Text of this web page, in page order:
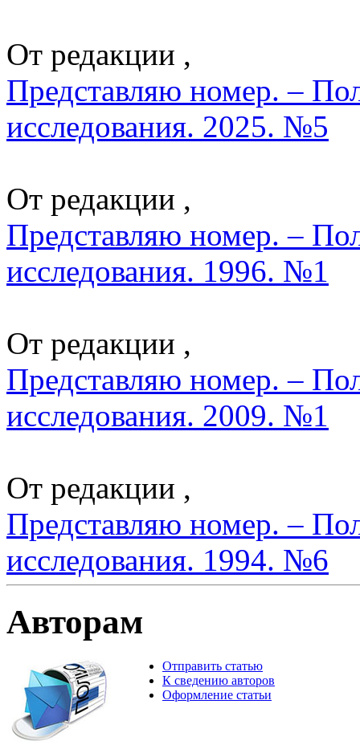
От редакции ,
Представляю номер. –
исследования. 2025. №5
От редакции ,
Представляю номер. –
исследования. 1996. №1
От редакции ,
Представляю номер. –
исследования. 2009. №1
От редакции ,
Представляю номер. –
исследования. 1994. №6
Авторам
Отправить статью
К сведению авторов
Оформление статьи